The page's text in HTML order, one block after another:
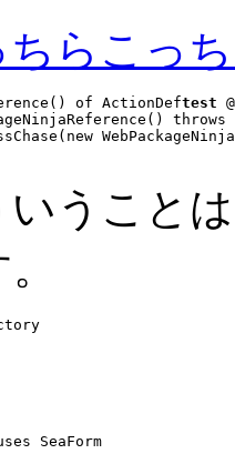
ちらこっ
of ActionDeftest
throws
new
うこと
SeaForm